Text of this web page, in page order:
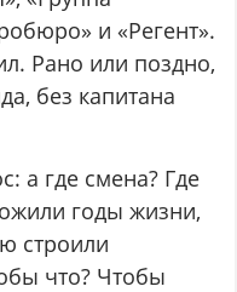
и «Регент».
Рано или поздно,
без капитана
а где смена? Где
годы жизни,
строили
что? Чтобы